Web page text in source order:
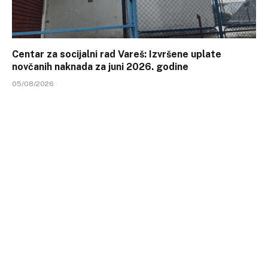
Centar za socijalni rad Vareš: Izvršene uplate
novčanih naknada za juni 2026. godine
05/08/2026